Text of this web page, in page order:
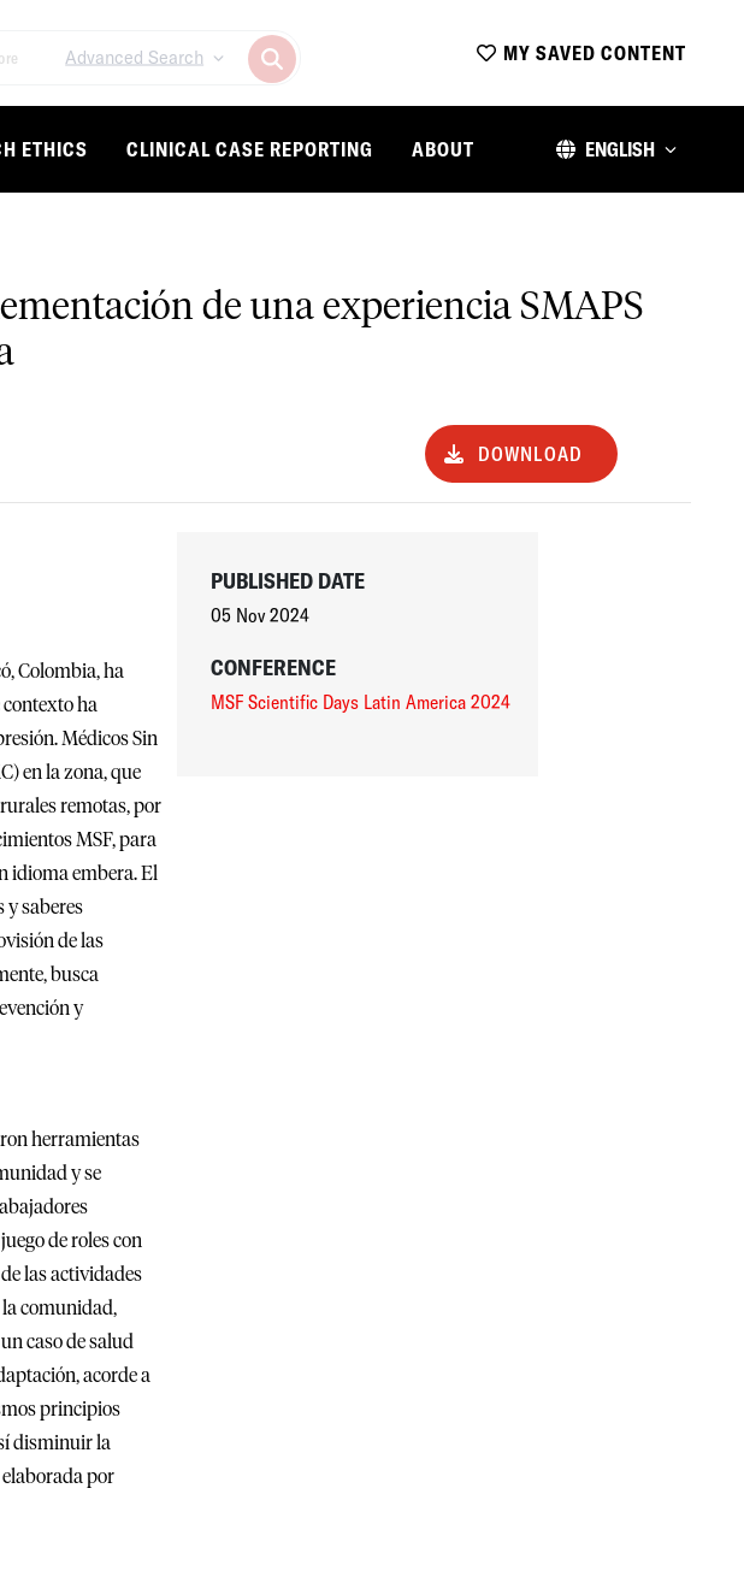
Advanced Search MY SAVED CONTENT
ETHICS CLINICAL CASE REPORTING ABOUT ENGLISH
de una experiencia SMAPS
DOWNLOAD
Colombia, ha
ha
Médicos Sin
en la zona, que
remotas, por
MSF, para
idioma embera. El
y saberes
de las
busca
y
herramientas
y se
de roles con
las actividades
la comunidad,
caso de salud
acorde a
principios
disminuir la
elaborada por
PUBLISHED DATE
05 Nov 2024
CONFERENCE
MSF Scientific Days Latin America 2024